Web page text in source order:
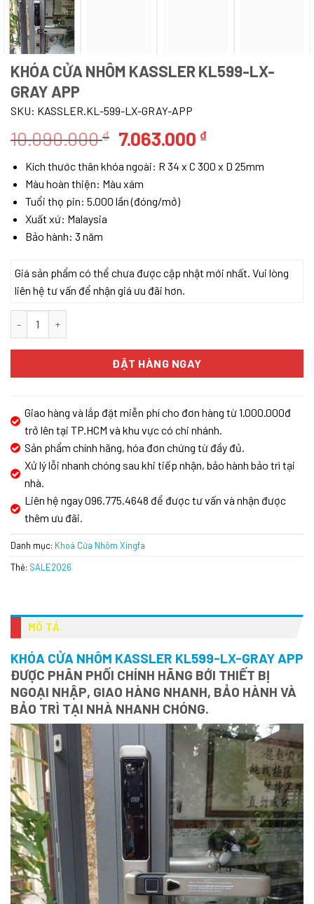
KHÓA CỬA NHÔM KASSLER KL599-LX-
GRAY APP
SKU: KASSLER.KL-599-LX-GRAY-APP
10.090.000₫ Giá
là:
10.090.000 ₫.
7.063.000 ₫Giá
tại
Kích thước thân khóa ngoài: R 34 x C 300 x D 25mm
Màu hoàn thiện: Màu xám
Tuổi thọ pin: 5.000 lần (đóng/mở)
Xuất xứ: Malaysia
Bảo hành: 3 năm
Giá sản phẩm có thể chưa được cập nhật mới nhất. Vui lòng
liên hệ tư vấn để nhận giá ưu đãi hơn.
ĐẶT HÀNG NGAY
Giao hàng và lắp đặt miễn phí cho đơn hàng từ 1.000.000đ
trở lên tại TP.HCM và khu vực có chi nhánh.
Sản phẩm chính hãng, hóa đơn chứng từ đầy đủ.
Xử lý lỗi nhanh chóng sau khi tiếp nhận, bảo hành bảo trì tại
nhà.
Liên hệ ngay 096.775.4648 để được tư vấn và nhận được
thêm ưu đãi.
Danh mục: Khoá Cửa Nhôm Xingfa
Thẻ: SALE2026
MÔ TẢ
KHÓA CỬA NHÔM KASSLER KL599-LX-GRAY APP
ĐƯỢC PHÂN PHỐI CHÍNH HÃNG BỚI THIẾT BỊ
NGOẠI NHẬP, GIAO HÀNG NHANH, BẢO HÀNH VÀ
BẢO TRÌ TẠI NHÀ NHANH CHÓNG.